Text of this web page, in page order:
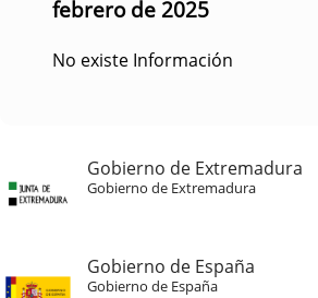
febrero de 2025
No existe Información
Gobierno de Extremadura
Gobierno de Extremadura
Gobierno de España
Gobierno de España